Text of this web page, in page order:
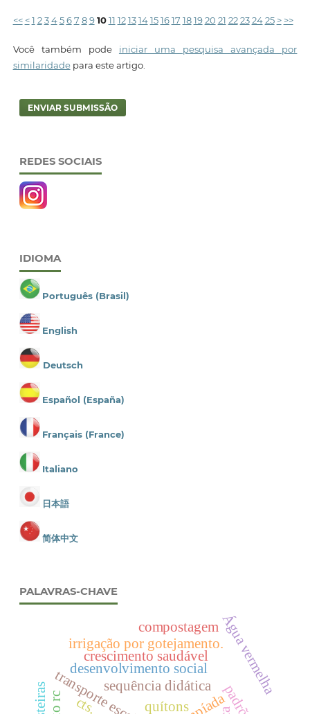
<< < 1 2 3 4 5 6 7 8 9 10 11 12 13 14 15 16 17 18 19 20 21 22 23 24 25 > >>
Você também pode iniciar uma pesquisa avançada por
similaridadepara este artigo.
ENVIAR SUBMISSÃO
REDES SOCIAIS
IDIOMA
Português (Brasil)
English
Deutsch
Español (España)
Français (France)
Italiano
日本語
简体中文
PALAVRAS-CHAVE
quítons
desenvolvimento social
crescimento saudável
irrigação por gotejamento.
sequência didática
cts.
Água vermelha
compostagem